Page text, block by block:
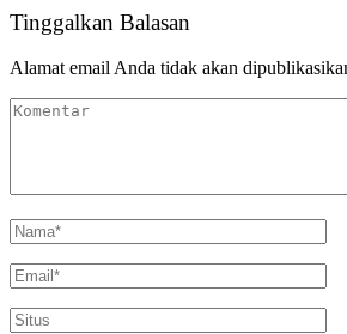
Tinggalkan Balasan
Alamat email Anda tidak akan